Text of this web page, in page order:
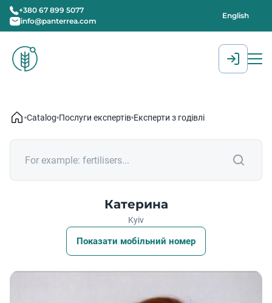
+380 67 899 5077
info@panterrea.com
English
Catalog Послуги експертів Експерти з годівлі
Катерина
Kyiv
Показати мобільний номер